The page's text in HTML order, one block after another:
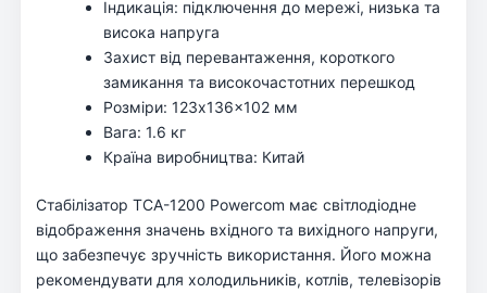
Індикація: підключення до мережі, низька та
висока напруга
Захист від перевантаження, короткого
замикання та високочастотних перешкод
Розміри: 123x136x102 мм
Вага: 1.6 кг
Країна виробництва: Китай
Стабілізатор TCA-1200 Powercom має світлодіодне
відображення значень вхідного та вихідного напруги,
що забезпечує зручність використання. Його можна
рекомендувати для холодильників, котлів, телевізорів